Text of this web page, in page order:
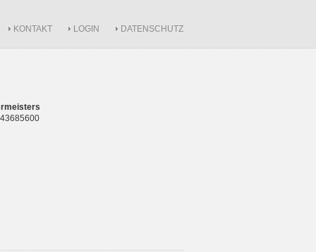
KONTAKT LOGIN DATENSCHUTZ